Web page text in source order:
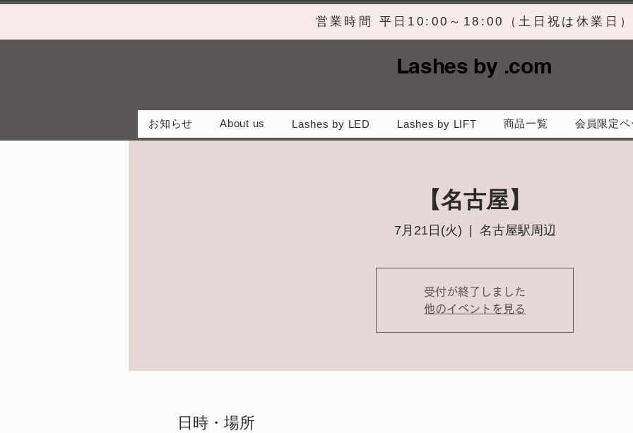
営業時間 平日10:00～18:00（土日祝は休業日）
Lashes by .com
お知らせ About us Lashes by LED Lashes by LIFT 商品一覧 会員限定ペ
【名古屋】
7月21日(火)
  |
名古屋駅周辺
受付が終了しました
他のイベントを見る
日時・場所